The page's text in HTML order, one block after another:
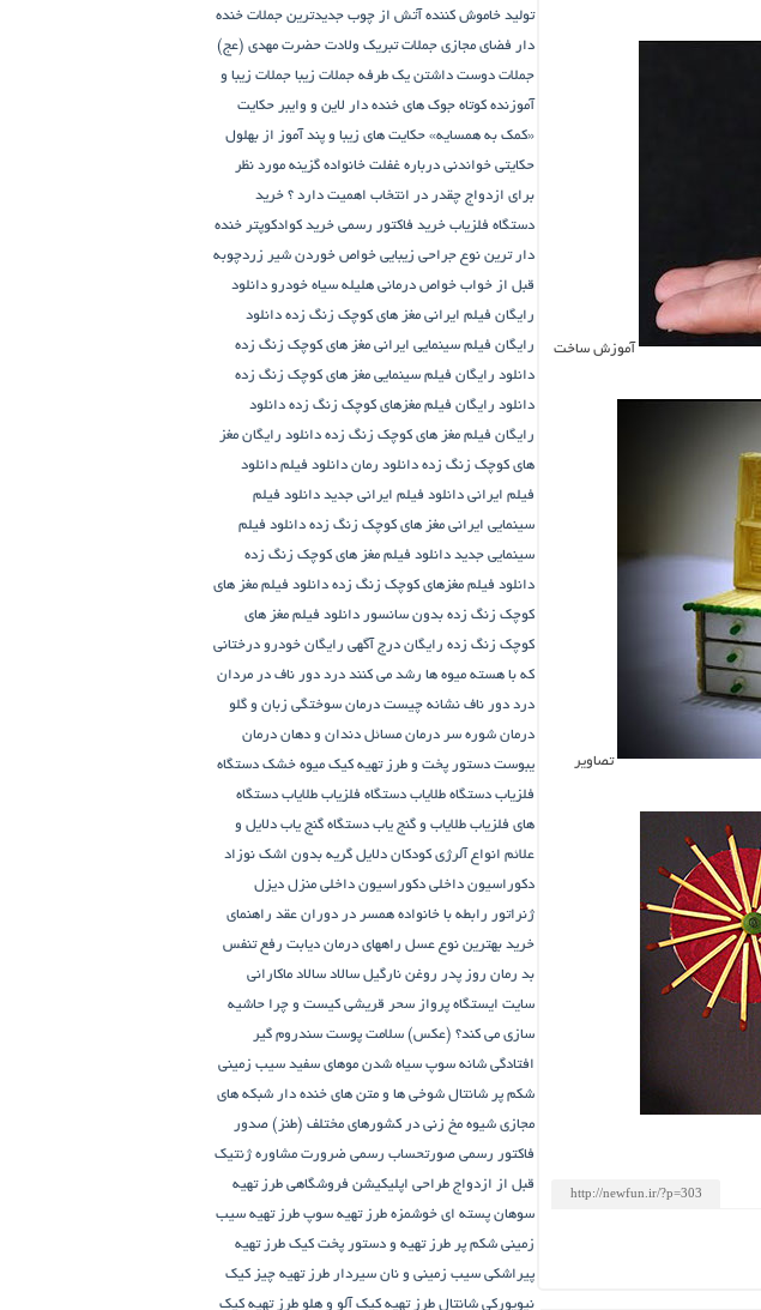
آموزش ساخت
تصاویر
تولید خاموش کننده آتش از چوب جدیدترین جملات خنده
دار فضای مجازی جملات تبریک ولادت حضرت مهدی (عج)
جملات دوست داشتن یک طرفه جملات زیبا جملات زیبا و
آموزنده کوتاه جوک های خنده دار لاین و وایبر حکایت
«کمک به همسایه» حکایت های زیبا و پند آموز از بهلول
حکایتی خواندنی درباره غفلت خانواده گزینه مورد نظر
برای ازدواج چقدر در انتخاب اهمیت دارد ؟ خرید
دستگاه فلزیاب خرید فاکتور رسمی خرید کوادکوپتر خنده
دار ترین نوع جراحی زیبایی خواص خوردن شیر زردچوبه
قبل از خواب خواص درمانی هلیله سیاه خودرو دانلود
رایگان فیلم ایرانی مغز های کوچک زنگ زده دانلود
رایگان فیلم سینمایی ایرانی مغز های کوچک زنگ زده
دانلود رایگان فیلم سینمایی مغز های کوچک زنگ زده
دانلود رایگان فیلم مغزهای کوچک زنگ زده دانلود
رایگان فیلم مغز های کوچک زنگ زده دانلود رایگان مغز
های کوچک زنگ زده دانلود رمان دانلود فیلم دانلود
فیلم ایرانی دانلود فیلم ایرانی جدید دانلود فیلم
سینمایی ایرانی مغز های کوچک زنگ زده دانلود فیلم
سینمایی جدید دانلود فیلم مغز های کوچک زنگ زده
دانلود فیلم مغزهای کوچک زنگ زده دانلود فیلم مغز های
کوچک زنگ زده بدون سانسور دانلود فیلم مغز های
کوچک زنگ زده رایگان درج آگهی رایگان خودرو درختانی
که با هسته میوه ها رشد می کنند درد دور ناف در مردان
درد دور ناف نشانه چیست درمان سوختگی زبان و گلو
درمان شوره سر درمان مسائل دندان و دهان درمان
یبوست دستور پخت و طرز تهیه کیک میوه خشک دستگاه
فلزیاب دستگاه‌ طلایاب دستگاه‌ فلزیاب طلایاب دستگاه‌
های فلزیاب طلایاب و گنج‌ یاب دستگاه‌ گنج‌ یاب دلایل و
علائم انواع آلرژی کودکان دلایل گریه بدون اشک نوزاد
دکوراسیون داخلی دکوراسیون داخلی منزل دیزل
ژنراتور رابطه با خانواده همسر در دوران عقد راهنمای
خرید بهترین نوع عسل راههای درمان دیابت رفع تنفس
بد رمان روز پدر روغن نارگیل سالاد سالاد ماکارانی
سایت ایستگاه پرواز سحر قریشی کیست و چرا حاشیه
سازی می کند؟ (عکس) سلامت پوست سندروم گیر
افتادگی شانه سوپ سیاه شدن موهای سفید سیب زمینی
شکم پر شانتال شوخی ها و متن های خنده دار شبکه های
مجازی شیوه مخ زنی در کشورهای مختلف (طنز) صدور
فاکتور رسمی صورتحساب رسمی ضرورت مشاوره ژنتیک
قبل از ازدواج طراحی اپلیکیشن فروشگاهی طرز تهیه
سوهان پسته ای خوشمزه طرز تهیه سوپ طرز تهیه سیب
زمینی شکم پر طرز تهیه و دستور پخت کیک طرز تهیه
پیراشكی سيب زمينی و نان سیردار طرز تهیه چیز کیک
نیویورکی شانتال طرز تهیه کیک آلو و هلو طرز تهیه کیک